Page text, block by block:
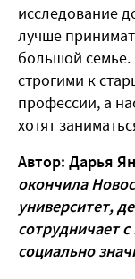
исследование
лучше
большой
строгими к
профессии, а
хотят
Автор: Дарья
окончила
университет,
сотрудничает
социально